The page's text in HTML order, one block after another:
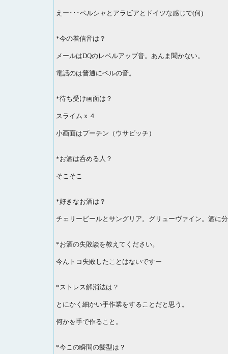
えー･･･ペルシャとアラビアとドイツな感じで(何)
*今の着信音は？
メールはDQのレベルアップ音。あんま聞かない。
電話のは普通にベルの音。
*待ち受け画面は？
スライムｘ４
小画面はプーチン（ウサビッチ）
*お酒は呑める人？
そこそこ
*好きなお酒は？
チェリービールとサングリア。グリューヴァイン。酒に
*お酒の失敗談を教えてください。
今んトコ失敗したことはないですー
*ストレス解消法は？
とにかく細かい手作業をすることだと思う。
何かを手で作ること。
*今この瞬間の髪型は？